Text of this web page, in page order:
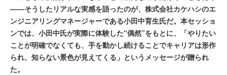
——そうしたリアルな実感を語ったのが、株式会社カケハシのエ
ンジニアリングマネージャーである小田中育生氏だ。本セッショ
ンでは、小田中氏が実際に体験した“偶然”をもとに、「やりたい
ことが明確でなくても、手を動かし続けることでキャリアは形作
られ、知らない景色が見えてくる」というメッセージが贈られ
た。